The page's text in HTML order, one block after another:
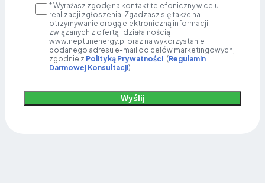
* Wyrażasz zgodę na kontakt telefoniczny w celu
realizacji zgłoszenia. Zgadzasz się także na
otrzymywanie drogą elektroniczną informacji
związanych z ofertą i działalnością
www.neptunenergy.pl oraz na wykorzystanie
podanego adresu e-mail do celów marketingowych,
zgodnie z Polityką Prywatności . (Regulamin
Darmowej Konsultacji) .
Wyślij